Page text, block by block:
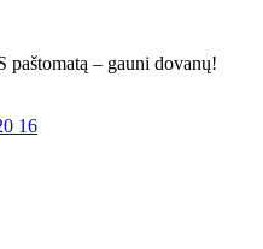
– gauni dovanų!
16